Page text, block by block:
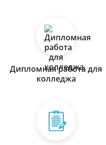
Дипломная работа для
колледжа